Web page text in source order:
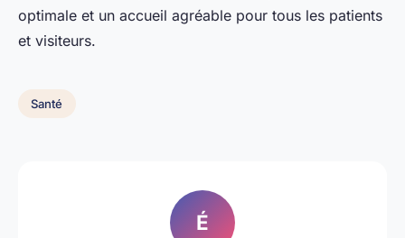
optimale et un accueil agréable pour tous les patients
et visiteurs.
Santé
É